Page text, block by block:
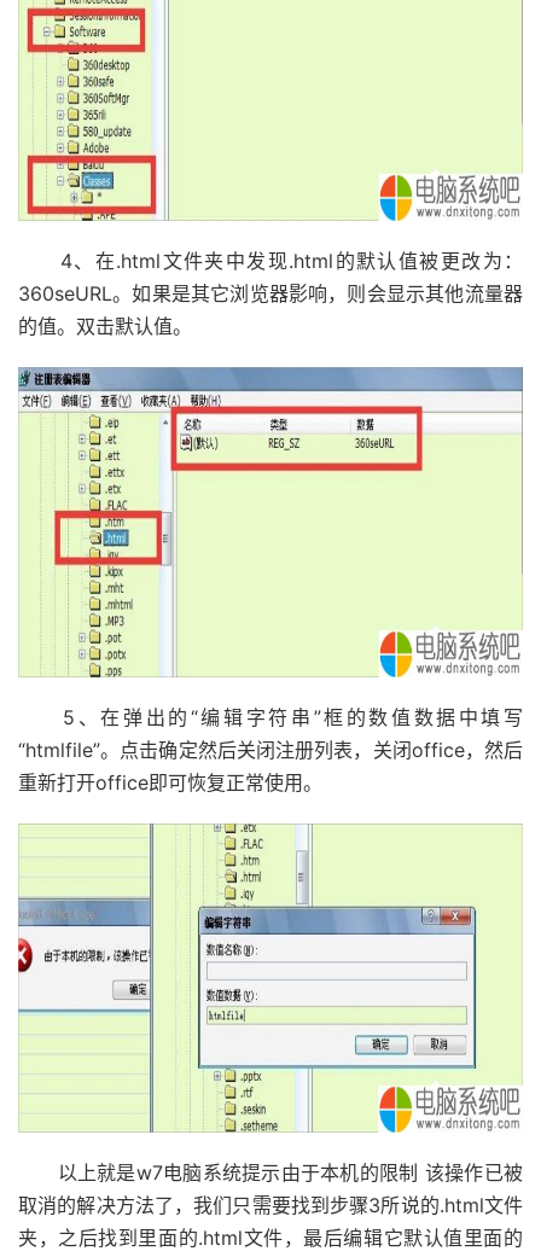
4、在.html文件夹中发现.html的默认值被更改为：
360seURL。如果是其它浏览器影响，则会显示其他流量器
的值。双击默认值。
5、在弹出的“编辑字符串”框的数值数据中填写
“htmlfile”。点击确定然后关闭注册列表，关闭office，然后
重新打开office即可恢复正常使用。
以上就是w7电脑系统提示由于本机的限制 该操作已被
取消的解决方法了，我们只需要找到步骤3所说的.html文件
夹，之后找到里面的.html文件，最后编辑它默认值里面的